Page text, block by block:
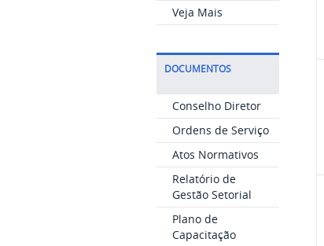
Veja Mais
DOCUMENTOS
Conselho Diretor
Ordens de Serviço
Atos Normativos
Relatório de
Gestão Setorial
Plano de
Capacitação